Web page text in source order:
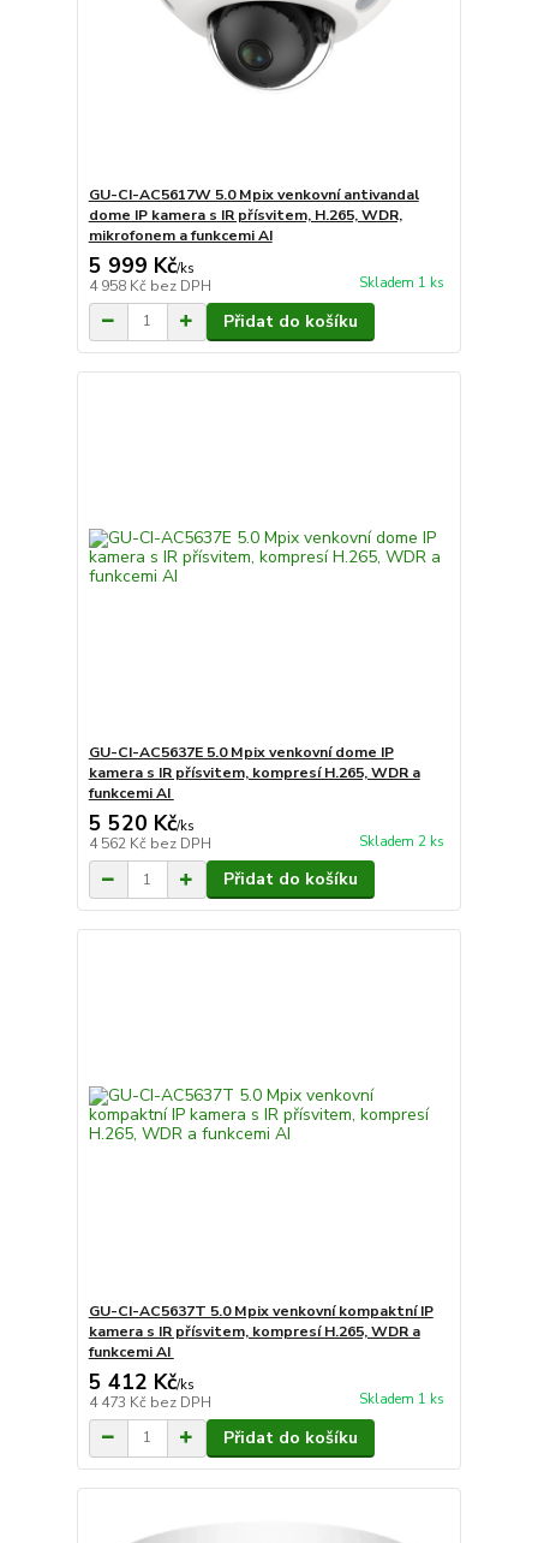
GU-CI-AC5617W 5.0 Mpix venkovní antivandal
dome IP kamera s IR přísvitem, H.265, WDR,
mikrofonem a funkcemi AI
5 999 Kč/ks
4 958 Kč bez DPH Skladem 1 ks
Přidat do košíku
GU-CI-AC5637E 5.0 Mpix venkovní dome IP
kamera s IR přísvitem, kompresí H.265, WDR a
funkcemi AI
5 520 Kč/ks
4 562 Kč bez DPH Skladem 2 ks
Přidat do košíku
GU-CI-AC5637T 5.0 Mpix venkovní kompaktní IP
kamera s IR přísvitem, kompresí H.265, WDR a
funkcemi AI
5 412 Kč/ks
4 473 Kč bez DPH Skladem 1 ks
Přidat do košíku